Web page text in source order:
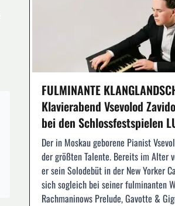
FULMINANTE
Klavierabend Vsevolod
bei den Schlossfestspielen
Der in Moskau geborene Pianist
der größten Talente. Bereits im Alter
er sein Solodebüt in der New Yorker
sich sogleich bei seiner fulminanten
Rachmaninows Prelude, Gavotte &